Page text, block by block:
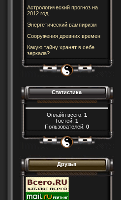
Астрологический прогноз на
2012 год
Энергетический вампиризм
Cооружения древних времен
Какую тайну хранят в себе
зеркала?
Статистика
Онлайн всего: 1
Гостей: 1
Пользователей: 0
Друзья